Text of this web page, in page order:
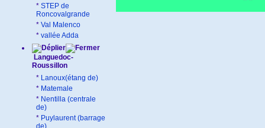
* STEP de
Roncovalgrande
* Val Malenco
* vallée Adda
Languedoc-
Roussillon
* Lanoux(étang de)
* Matemale
* Nentilla (centrale
de)
* Puylaurent (barrage
de)